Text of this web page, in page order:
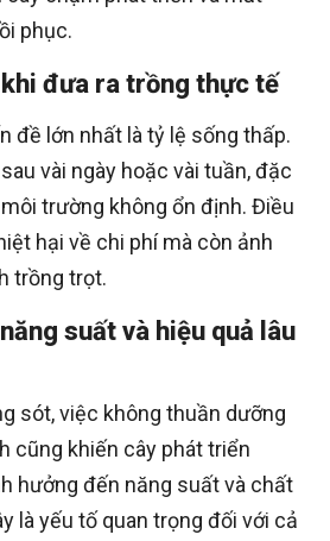
phục.
đưa ra trồng thực tế
đề lớn nhất là tỷ lệ sống thấp.
vài ngày hoặc vài tuần, đặc
trường không ổn định. Điều
hại về chi phí mà còn ảnh
trồng trọt.
suất và hiệu quả lâu
sót, việc không thuần dưỡng
cũng khiến cây phát triển
hưởng đến năng suất và chất
là yếu tố quan trọng đối với cả